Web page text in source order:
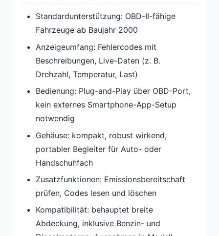
Standardunterstützung: OBD-II-fähige
Fahrzeuge ab Baujahr 2000
Anzeigeumfang: Fehlercodes mit
Beschreibungen, Live-Daten (z. B.
Drehzahl, Temperatur, Last)
Bedienung: Plug-and-Play über OBD-Port,
kein externes Smartphone-App-Setup
notwendig
Gehäuse: kompakt, robust wirkend,
portabler Begleiter für Auto- oder
Handschuhfach
Zusatzfunktionen: Emissionsbereitschaft
prüfen, Codes lesen und löschen
Kompatibilität: behauptet breite
Abdeckung, inklusive Benzin- und